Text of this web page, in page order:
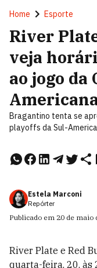
Home Esporte
River
veja
ao jogo da
Bragantino tenta se
playoffs da Sul-
Estela Marconi
Repórter
Publicado em 20 de maio
River Plate e Red
quarta-feira, 20, às